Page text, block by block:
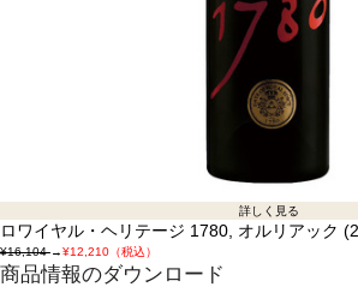
詳しく見る
ロワイヤル・ヘリテージ 1780, オルリアック
¥16,104→¥12,210（税込）
商品情報のダウンロード